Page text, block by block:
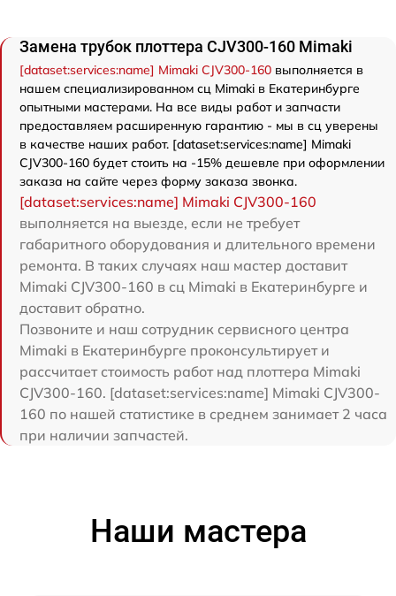
Замена трубок плоттера CJV300-160 Mimaki
[dataset:services:name] Mimaki CJV300-160 выполняется в
нашем специализированном сц Mimaki в Екатеринбурге
опытными мастерами. На все виды работ и запчасти
предоставляем расширенную гарантию - мы в сц уверены
в качестве наших работ. [dataset:services:name] Mimaki
CJV300-160 будет стоить на -15% дешевле при оформлении
заказа на сайте через форму заказа звонка.
[dataset:services:name] Mimaki CJV300-160
выполняется на выезде, если не требует
габаритного оборудования и длительного времени
ремонта. В таких случаях наш мастер доставит
Mimaki CJV300-160 в сц Mimaki в Екатеринбурге и
доставит обратно.
Позвоните и наш сотрудник сервисного центра
Mimaki в Екатеринбурге проконсультирует и
рассчитает стоимость работ над плоттера Mimaki
CJV300-160. [dataset:services:name] Mimaki CJV300-
160 по нашей статистике в среднем занимает 2 часа
при наличии запчастей.
Наши мастера